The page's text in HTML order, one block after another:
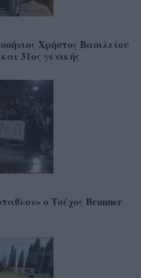
Χρήστος Βασιλείου
31ος γενικής
ο Τσέχος Brunner